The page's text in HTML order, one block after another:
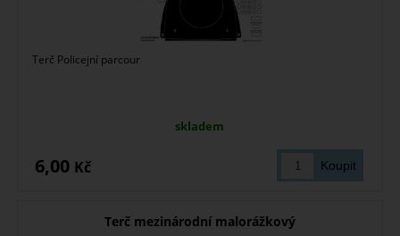
Terč Policejní parcour
skladem
6,00 Kč
Terč mezinárodní malorážkový